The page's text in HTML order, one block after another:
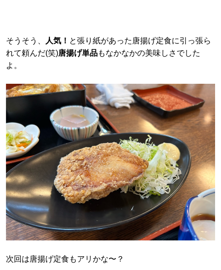
そうそう、 人気！ と張り紙があった唐揚げ定食に引っ張ら
れて頼んだ(笑)唐揚げ単品もなかなかの美味しさでした
よ。
次回は唐揚げ定食もアリかな〜？